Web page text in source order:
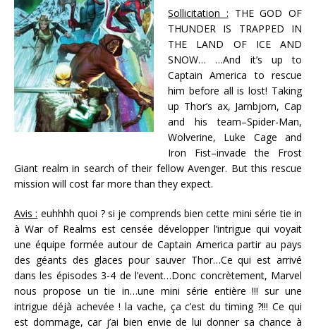
Sollicitation : THE GOD OF
THUNDER IS TRAPPED IN
THE LAND OF ICE AND
SNOW… …And it’s up to
Captain America to rescue
him before all is lost! Taking
up Thor’s ax, Jarnbjorn, Cap
and his team–Spider-Man,
Wolverine, Luke Cage and
Iron Fist–invade the Frost
Giant realm in search of their fellow Avenger. But this rescue
mission will cost far more than they expect.
Avis : euhhhh quoi ? si je comprends bien cette mini série tie in
à War of Realms est censée développer l’intrigue qui voyait
une équipe formée autour de Captain America partir au pays
des géants des glaces pour sauver Thor…Ce qui est arrivé
dans les épisodes 3-4 de l’event…Donc concrètement, Marvel
nous propose un tie in…une mini série entière !!! sur une
intrigue déjà achevée ! la vache, ça c’est du timing ?!!! Ce qui
est dommage, car j’ai bien envie de lui donner sa chance à